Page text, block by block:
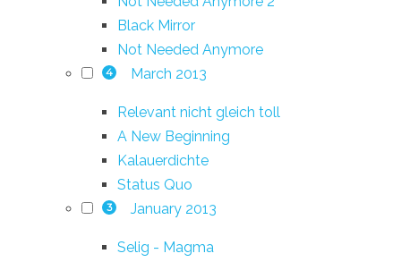
Black Mirror
Not Needed Anymore
4 March 2013
Relevant nicht gleich toll
A New Beginning
Kalauerdichte
Status Quo
3 January 2013
Selig - Magma